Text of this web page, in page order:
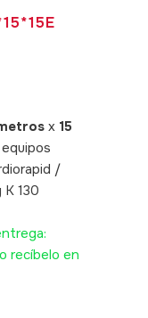
x 15
/
130
recíbelo en